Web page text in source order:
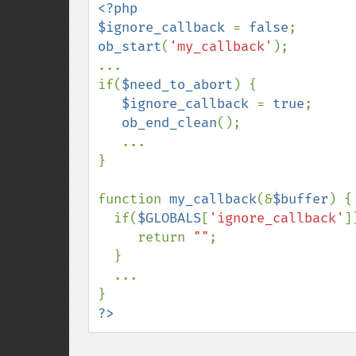
<?php
$ignore_callback = false
ob_start( 'my_callback' );
...
if($need_to_abort ) {
$ignore_callback = true;
ob_end_clean();
}
function my_callback(&$buffer ) {
  if(
$GLOBALS[ 'ignore_callback'
     return
"" ;
?>